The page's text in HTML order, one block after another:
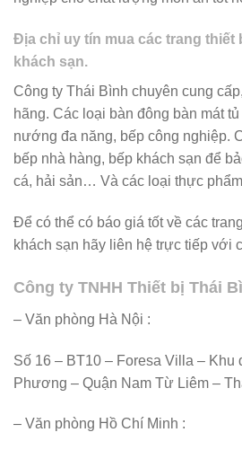
Địa chỉ uy tín mua các trang thiết
khách sạn.
Công ty Thái Bình chuyên cung
hãng. Các loại bàn đông bàn mát
nướng đa năng, bếp công nghiệp.
bếp nhà hàng, bếp khách sạn để
cá, hải sản… Và các loại thực
Để có thể có báo giá tốt về các
khách sạn hãy liên hệ trực tiếp với
Công ty TNHH Thiết bị Thái
– Văn phòng Hà Nội :
Số 16 – BT10 – Foresa Villa – Khu
Phương – Quận Nam Từ Liêm –
– Văn phòng Hồ Chí Minh :